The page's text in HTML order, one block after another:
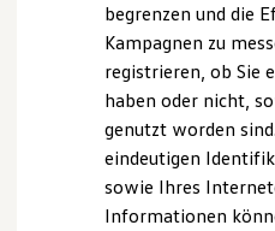
Kosten und Kauf
Kaufoptionen
E-Auto-
Software und
Die ID.
Digitale Extras
Schnittstellen
Hybridautos
sparen Sie dadurch zusätzlich
Die Grafik zeigt ein Beispiel
Kraftstoffmehrverbrauchs
Verbrennungsmotor auf
Durchschnittsverbrauch von
begrenzen und die
Kampagnen zu
registrieren, ob Sie
haben oder nicht,
genutzt worden
eindeutigen
sowie Ihres
Informationen